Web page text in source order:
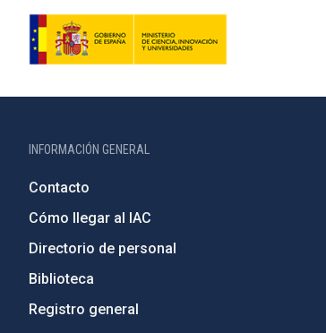
INFORMACIÓN GENERAL
Contacto
Cómo llegar al IAC
Directorio de personal
Biblioteca
Registro general